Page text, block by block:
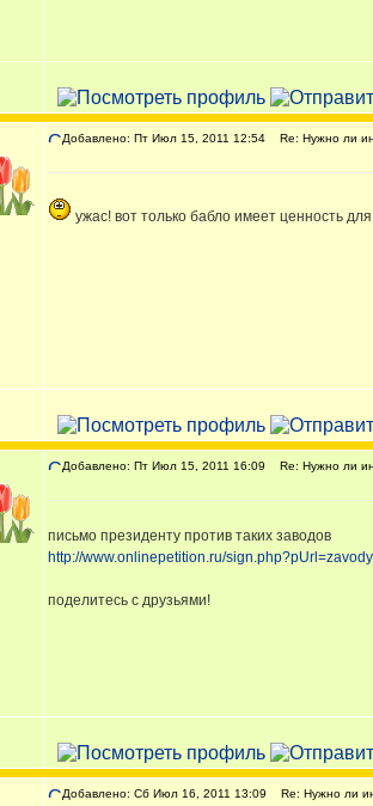
Добавлено: Пт Июл 15, 2011 12:54 Re: Нужно ли
ужас! вот только бабло имеет ценность
Добавлено: Пт Июл 15, 2011 16:09 Re: Нужно ли
письмо президенту против таких заводов
http://www.onlinepetition.ru/
поделитесь с друзьями!
Добавлено: Сб Июл 16, 2011 13:09 Re: Нужно ли